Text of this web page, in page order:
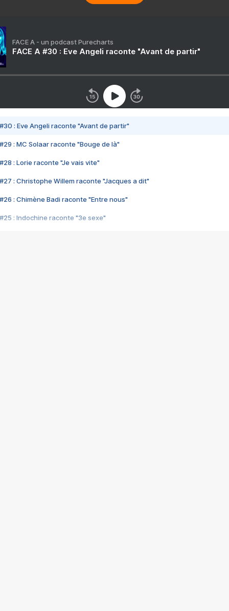
FACE A - un podcast Purecharts
FACE A #30 : Eve Angeli raconte "Avant de partir"
#30 : Eve Angeli raconte "Avant de partir"
#29 : MC Solaar raconte "Bouge de là"
#28 : Lorie raconte "Je vais vite"
#27 : Christophe Willem raconte "Jacques a dit"
#26 : Chimène Badi raconte "Entre nous"
#25 : Indochine raconte "3e sexe"